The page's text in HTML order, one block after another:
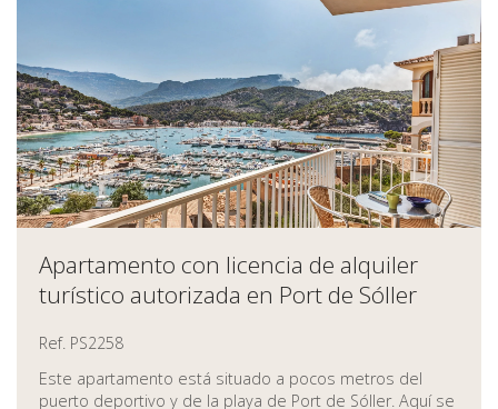
Apartamento con licencia de alquiler
turístico autorizada en Port de Sóller
Ref. PS2258
Este apartamento está situado a pocos metros del
puerto deportivo y de la playa de Port de Sóller. Aquí se